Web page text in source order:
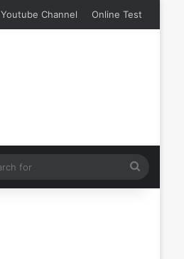
Youtube Channel Online Test
for